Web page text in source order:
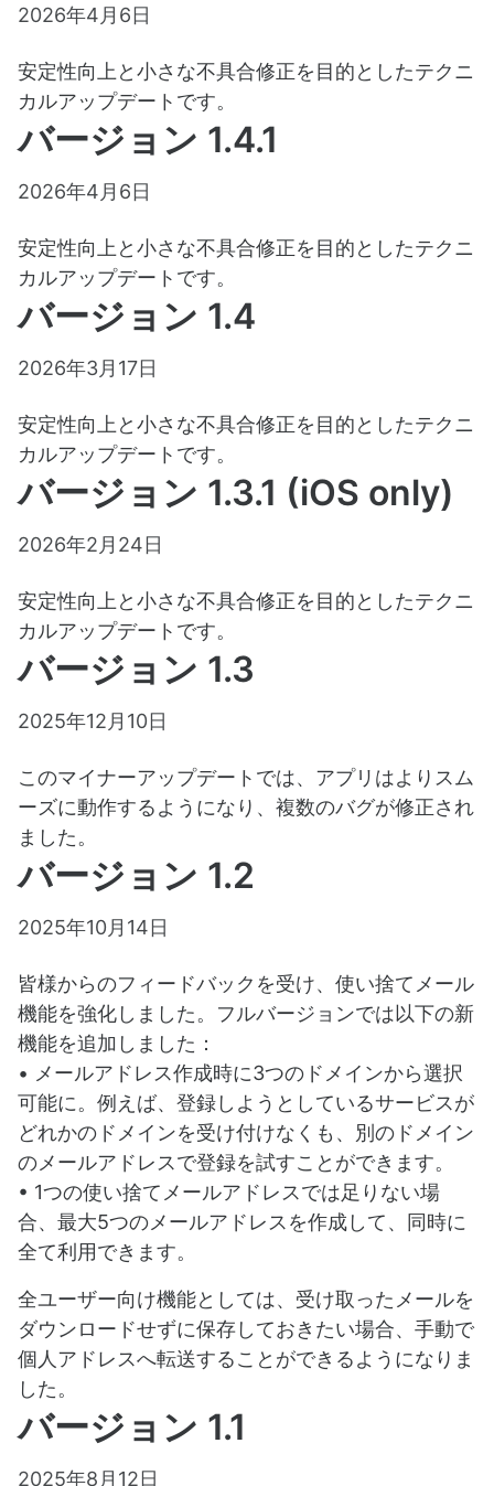
2026年4月6日
安定性向上と小さな不具合修正を目的としたテクニ
カルアップデートです。
バージョン 1.4.1
2026年4月6日
安定性向上と小さな不具合修正を目的としたテクニ
カルアップデートです。
バージョン 1.4
2026年3月17日
安定性向上と小さな不具合修正を目的としたテクニ
カルアップデートです。
バージョン 1.3.1 (iOS only)
2026年2月24日
安定性向上と小さな不具合修正を目的としたテクニ
カルアップデートです。
バージョン 1.3
2025年12月10日
このマイナーアップデートでは、アプリはよりスム
ーズに動作するようになり、複数のバグが修正され
ました。
バージョン 1.2
2025年10月14日
皆様からのフィードバックを受け、使い捨てメール
機能を強化しました。フルバージョンでは以下の新
機能を追加しました：
• メールアドレス作成時に3つのドメインから選択
可能に。例えば、登録しようとしているサービスが
どれかのドメインを受け付けなくも、別のドメイン
のメールアドレスで登録を試すことができます。
• 1つの使い捨てメールアドレスでは足りない場
合、最大5つのメールアドレスを作成して、同時に
全て利用できます。
全ユーザー向け機能としては、受け取ったメールを
ダウンロードせずに保存しておきたい場合、手動で
個人アドレスへ転送することができるようになりま
した。
バージョン 1.1
2025年8月12日